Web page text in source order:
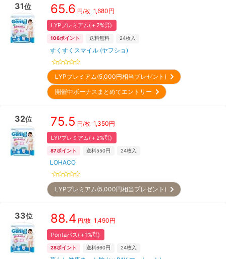
31位 65.6 円/枚 1,680円
LYPプレミアム(＋2%㌽)
106ポイント 送料無料 24枚入
すくすくスマイル (ヤフショ)
LYPプレミアム(5,000円相当プレゼント)
開催中ボーナスまとめてエントリー
32位 75.5 円/枚 1,350円
LYPプレミアム(＋2%㌽)
87ポイント 送料550円 24枚入
LOHACO
LYPプレミアム(5,000円相当プレゼント)
33位 88.4 円/枚 1,490円
Pontaパス(＋1%㌽)
28ポイント 送料660円 24枚入